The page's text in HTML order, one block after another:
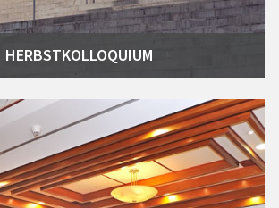
HERBSTKOLLOQUIUM